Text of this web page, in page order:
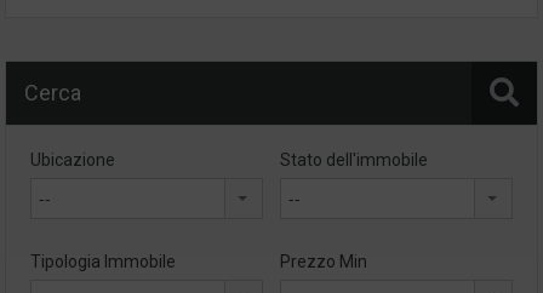
Cerca
Ubicazione
--
Stato dell'immobile
--
Tipologia Immobile Prezzo Min